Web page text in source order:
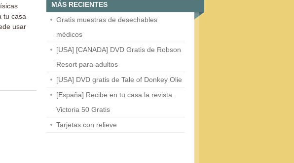
tu casa
usar
MÁS RECIENTES
Gratis muestras de desechables
médicos
[USA] [CANADA] DVD Gratis de Robson
Resort para adultos
[USA] DVD gratis de Tale of Donkey Olie
[España] Recibe en tu casa la revista
Victoria 50 Gratis
Tarjetas con relieve